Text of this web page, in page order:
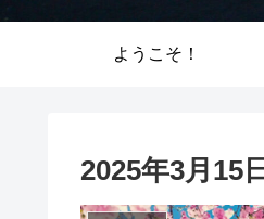
ようこそ！
2025年3月15